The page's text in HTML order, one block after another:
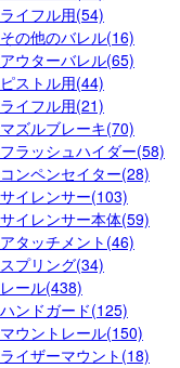
ライフル用(54)
その他のバレル(16)
アウターバレル(65)
ピストル用(44)
ライフル用(21)
マズルブレーキ(70)
フラッシュハイダー(58)
コンペンセイター(28)
サイレンサー(103)
サイレンサー本体(59)
アタッチメント(46)
スプリング(34)
レール(438)
ハンドガード(125)
マウントレール(150)
ライザーマウント(18)